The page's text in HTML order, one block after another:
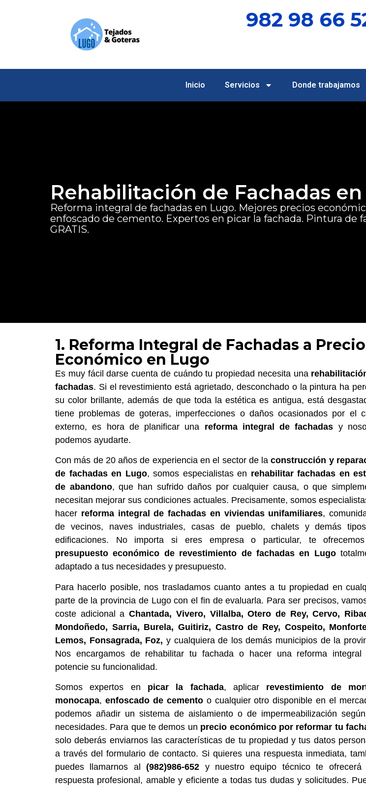
982 98 66
Inicio Servicios Donde trabajamos
Rehabilitación de Fachadas
Reforma integral de fachadas en Lugo. Mejores precios
enfoscado de cemento. Expertos en picar la fachada. Pintura de
GRATIS.
1. Reforma Integral de Fachadas a Precio
Económico en Lugo
Es muy fácil darse cuenta de cuándo tu propiedad necesita una
fachadas. Si el revestimiento está agrietado, desconchado o la pintura ha
su color brillante, además de que toda la estética es antigua, está
tiene problemas de goteras, imperfecciones o daños ocasionados por el
externo, es hora de planificar una reforma integral de fachadas y
podemos ayudarte.
Con más de 20 años de experiencia en el sector de laconstrucción y
de fachadas en Lugo, somos especialistas en rehabilitar fachadas en
de abandono, que han sufrido daños por cualquier causa, o que
necesitan mejorar sus condiciones actuales. Precisamente, somos
hacer reforma integral de fachadas en viviendas unifamiliares,
de vecinos, naves industriales, casas de pueblo, chalets y demás
edificaciones. No importa si eres empresa o particular, te
presupuesto económico de revestimiento de fachadas en Lugo
adaptado a tus necesidades y presupuesto.
Para hacerlo posible, nos trasladamos cuanto antes a tu propiedad en
parte de la provincia de Lugo con el fin de evaluarla. Para ser precisos,
coste adicional aChantada, Vivero, Villalba, Otero de Rey, Cervo,
Mondoñedo, Sarria, Burela, Guitiriz, Castro de Rey, Cospeito,
Lemos, Fonsagrada, Foz, y cualquiera de los demás municipios de la
Nos encargamos de rehabilitar tu fachada o hacer una reforma integral
potencie su funcionalidad.
Somos expertos en picar la fachada, aplicar revestimiento de
monocapa, enfoscado de cementoo cualquier otro disponible en el
podemos añadir un sistema de aislamiento o de impermeabilización
necesidades. Para que te demos un precio económico por reformar tu
solo deberás enviarnos las características de tu propiedad y tus datos
a través del formulario de contacto. Si quieres una respuesta inmediata,
puedes llamarnos al(982)986-652 y nuestro equipo técnico te ofrecerá
respuesta profesional, amable y eficiente a todas tus dudas y solicitudes.